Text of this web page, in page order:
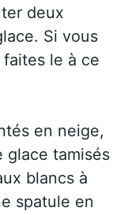
deux
Si vous
le à ce
en neige,
glace tamisés
blancs à
spatule en